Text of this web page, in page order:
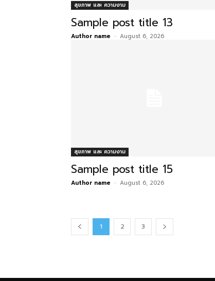
สุขภาพ และ ความงาม
Sample post title 13
Author name - August 6, 2026
สุขภาพ และ ความงาม
Sample post title 15
Author name - August 6, 2026
1 2 3